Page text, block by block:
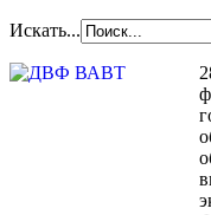
Искать...